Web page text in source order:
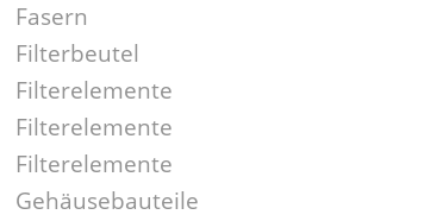
Fasern
Filterbeutel
Filterelemente
Filterelemente
Filterelemente
Gehäusebauteile